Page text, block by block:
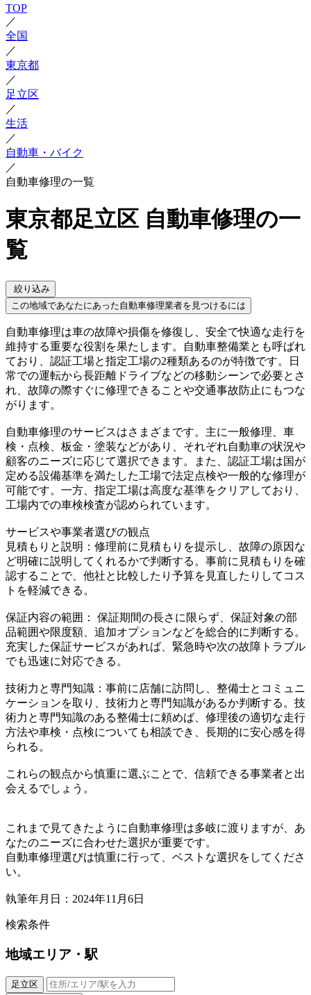
TOP
／
全国
／
東京都
／
足立区
／
生活
／
自動車・バイク
／
自動車修理の一覧
東京都足立区 自動車修理の一
覧
絞り込み
この地域であなたにあった自動車修理業者を見つけるには
自動車修理は車の故障や損傷を修復し、安全で快適な走行を
維持する重要な役割を果たします。自動車整備業とも呼ばれ
ており、認証工場と指定工場の2種類あるのが特徴です。日
常での運転から長距離ドライブなどの移動シーンで必要とさ
れ、故障の際すぐに修理できることや交通事故防止にもつな
がります。
自動車修理のサービスはさまざまです。主に一般修理、車
検・点検、板金・塗装などがあり、それぞれ自動車の状況や
顧客のニーズに応じて選択できます。また、認証工場は国が
定める設備基準を満たした工場で法定点検や一般的な修理が
可能です。一方、指定工場は高度な基準をクリアしており、
工場内での車検検査が認められています。
サービスや事業者選びの観点
見積もりと説明：修理前に見積もりを提示し、故障の原因な
ど明確に説明してくれるかで判断する。事前に見積もりを確
認することで、他社と比較したり予算を見直したりしてコス
トを軽減できる。
保証内容の範囲： 保証期間の長さに限らず、保証対象の部
品範囲や限度額、追加オプションなどを総合的に判断する。
充実した保証サービスがあれば、緊急時や次の故障トラブル
でも迅速に対応できる。
技術力と専門知識：事前に店舗に訪問し、整備士とコミュニ
ケーションを取り、技術力と専門知識があるか判断する。技
術力と専門知識のある整備士に頼めば、修理後の適切な走行
方法や車検・点検についても相談でき、長期的に安心感を得
られる。
これらの観点から慎重に選ぶことで、信頼できる事業者と出
会えるでしょう。
これまで見てきたように自動車修理は多岐に渡りますが、あ
なたのニーズに合わせた選択が重要です。
自動車修理選びは慎重に行って、ベストな選択をしてくださ
い。
執筆年月日：2024年11月6日
検索条件
地域エリア・駅
足立区